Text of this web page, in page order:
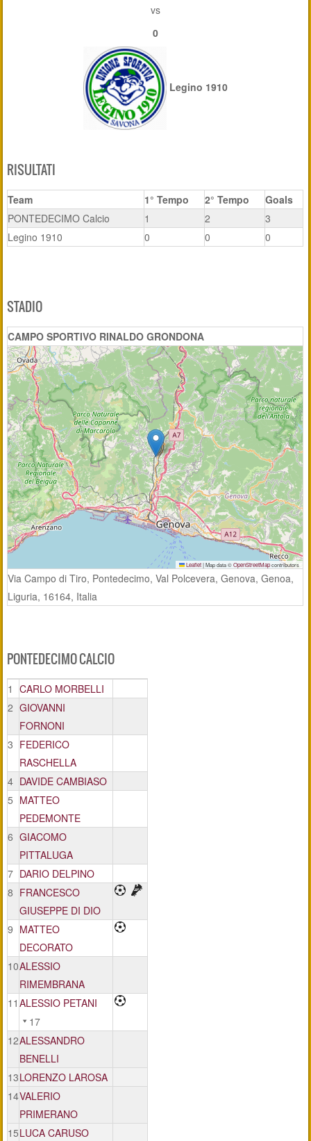
vs
0
Legino 1910
RISULTATI
Team 1° Tempo 2° Tempo
Goals
PONTEDECIMO Calcio
1 2
3
Legino 1910
0 0 0
STADIO
CAMPO SPORTIVO RINALDO GRONDONA
Leaflet |Map data ©OpenStreetMapcontributors
Via Campo di Tiro, Pontedecimo, Val Polcevera, Genova, Genoa,
Liguria, 16164, Italia
PONTEDECIMO CALCIO
1
CARLO MORBELLI
2 GIOVANNI
FORNONI
3 FEDERICO
RASCHELLA
4 DAVIDE CAMBIASO
5 MATTEO
PEDEMONTE
6 GIACOMO
PITTALUGA
7 DARIO DELPINO
8 FRANCESCO
GIUSEPPE DI DIO
9 MATTEO
DECORATO
10ALESSIO
RIMEMBRANA
11 ALESSIO PETANI
17
12ALESSANDRO
BENELLI
13LORENZO LAROSA
14VALERIO
PRIMERANO
15LUCA CARUSO